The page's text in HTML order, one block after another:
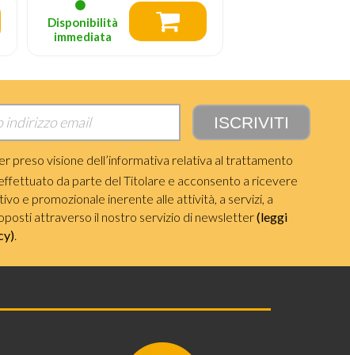
Disponibilità
immediata
preso visione dell’informativa relativa al trattamento
da parte del Titolare e acconsento a ricevere
e promozionale inerente alle attività, a servizi, a
attraverso il nostro servizio di newsletter(leggi
.